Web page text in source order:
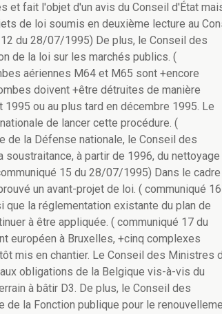
et fait l'objet d'un avis du Conseil d'État
de loi soumis en deuxième lecture au
du 28/07/1995) De plus, le Conseil des
de la loi sur les marchés publics. (
aériennes M64 et M65 sont +encore
doivent +être détruites de manière
ou au plus tard en décembre 1995. Le
de lancer cette procédure. (
de la Défense nationale, le Conseil des
à partir de 1996, du nettoyage
15 du 28/07/1995) Dans le
un avant-projet de loi. ( communiqué
la réglementation existante du plan de
à être appliquée. ( communiqué 17 du
européen à Bruxelles, +cinq complexes
mis en chantier. Le Conseil des Ministres
obligations de la Belgique vis-à-vis du
à bâtir D3. De plus, le Conseil des
la Fonction publique pour le